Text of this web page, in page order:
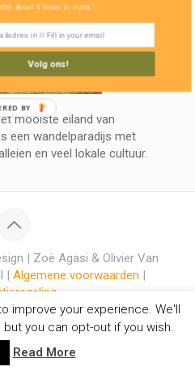
mooiste eiland van
een wandelparadijs met
en veel lokale cultuur.
| Zoë Agasi & Olivier Van
| Algemene voorwaarden |
improve your experience. We'll
you can opt-out if you wish.
Read More
Volg ons!
about 4 times in a year!
BY